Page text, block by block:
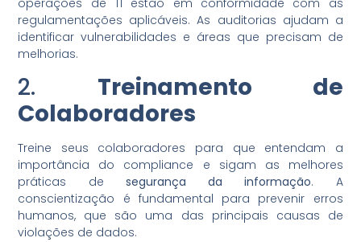
regulamentações aplicáveis. As auditorias ajudam a
identificar vulnerabilidades e áreas que precisam de
melhorias.
2. Treinamento de
Colaboradores
Treine seus colaboradores para que entendam a
importância do compliance e sigam as melhores
práticas de segurança da informação. A
conscientização é fundamental para prevenir erros
humanos, que são uma das principais causas de
violações de dados.